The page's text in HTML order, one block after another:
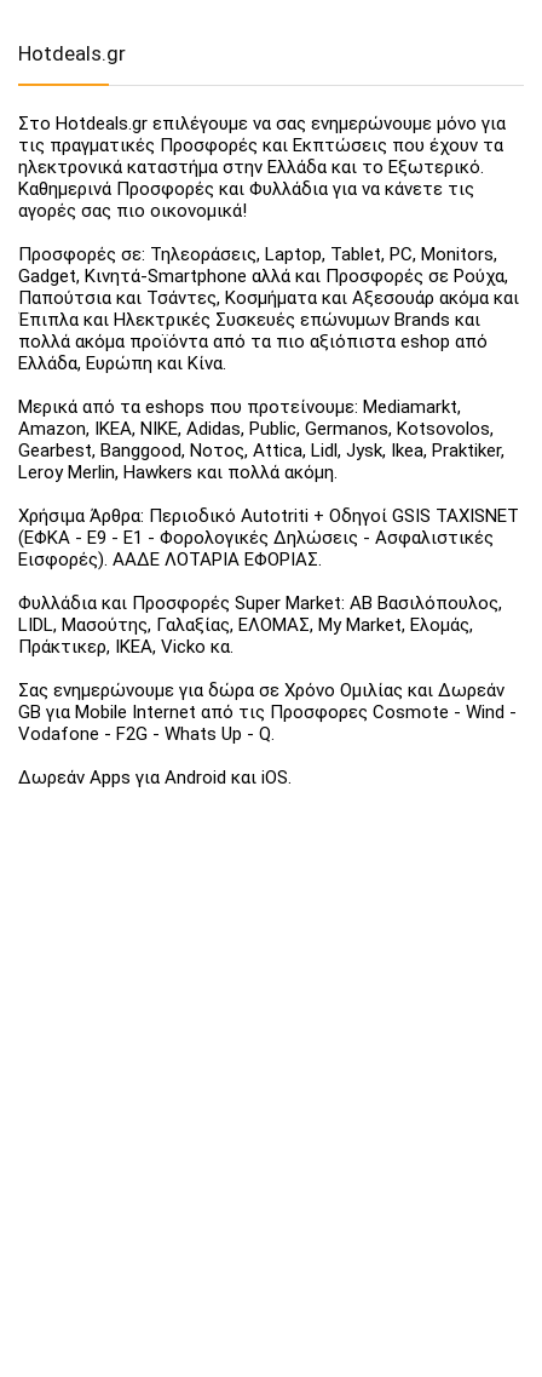
Hotdeals.gr
Στο Hotdeals.gr επιλέγουμε να σας ενημερώνουμε μόνο για
τις πραγματικές Προσφορές και Εκπτώσεις που έχουν τα
ηλεκτρονικά καταστήμα στην Ελλάδα και το Εξωτερικό.
Καθημερινά Προσφορές και Φυλλάδια για να κάνετε τις
αγορές σας πιο οικονομικά!
Προσφορές σε: Τηλεοράσεις, Laptop, Tablet, PC, Monitors,
Gadget, Κινητά-Smartphone αλλά και Προσφορές σε Ρούχα,
Παπούτσια και Τσάντες, Κοσμήματα και Αξεσουάρ ακόμα και
Έπιπλα και Ηλεκτρικές Συσκευές επώνυμων Brands και
πολλά ακόμα προϊόντα από τα πιο αξιόπιστα eshop από
Ελλάδα, Ευρώπη και Κίνα.
Μερικά από τα eshops που προτείνουμε: Mediamarkt,
Amazon, IKEA, NIKE, Adidas, Public, Germanos, Kotsovolos,
Gearbest, Banggood, Νοτος, Attica, Lidl, Jysk, Ikea, Praktiker,
Leroy Merlin, Hawkers και πολλά ακόμη.
Χρήσιμα Άρθρα: Περιοδικό Autotriti + Οδηγοί GSIS TAXISNET
(ΕΦΚΑ - Ε9 - Ε1 - Φορολογικές Δηλώσεις - Ασφαλιστικές
Εισφορές). ΑΑΔΕ ΛΟΤΑΡΙΑ ΕΦΟΡΙΑΣ.
Φυλλάδια και Προσφορές Super Market: ΑΒ Βασιλόπουλος,
LIDL, Μασούτης, Γαλαξίας, ΕΛΟΜΑΣ, My Market, Ελομάς,
Πράκτικερ, ΙΚΕΑ, Vicko κα.
Σας ενημερώνουμε για δώρα σε Χρόνο Ομιλίας και Δωρεάν
GB για Mobile Internet από τις Προσφορες Cosmote - Wind -
Vodafone - F2G - Whats Up - Q.
Δωρεάν Apps για Android και iOS.